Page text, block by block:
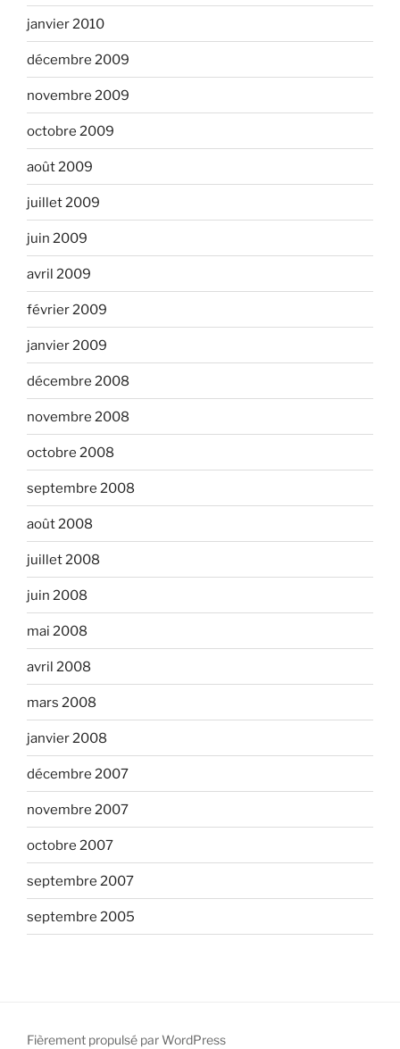
janvier 2010
décembre 2009
novembre 2009
octobre 2009
août 2009
juillet 2009
juin 2009
avril 2009
février 2009
janvier 2009
décembre 2008
novembre 2008
octobre 2008
septembre 2008
août 2008
juillet 2008
juin 2008
mai 2008
avril 2008
mars 2008
janvier 2008
décembre 2007
novembre 2007
octobre 2007
septembre 2007
septembre 2005
Fièrement propulsé par WordPress